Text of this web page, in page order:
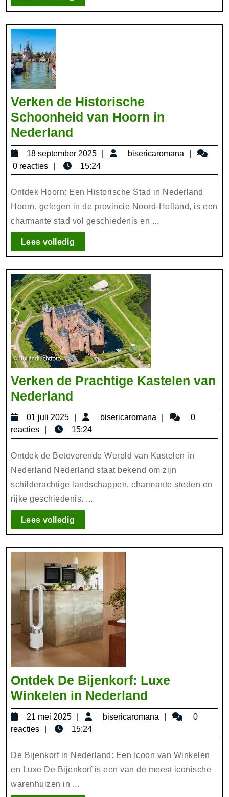
volledig
Verken de Historische
Schoonheid van Hoorn in
Nederland
de
Historische
Schoonheid
van
Hoorn
in
Nederland
18 september 2025
18
2025
bisericaromana
0 reacties
15:24
Ontdek Hoorn: Een Historische Stad in Nederland
Hoorn, gelegen in de provincie Noord-Holland, is een
charmante stad vol geschiedenis en ...
Lees volledigLees
volledig
Verken de Prachtige Kastelen van
Nederland
de
Prachtige
Kastelen
van
Nederland
01 juli 2025
01
juli
2025
bisericaromana bisericaromana
0
reacties
15:24
Ontdek de Betoverende Wereld van Kastelen in
Nederland Nederland staat bekend om zijn
schilderachtige landschappen, charmante steden en
rijke geschiedenis. ...
Lees volledigLees
volledig
Ontdek De Bijenkorf: Luxe
Winkelen in Nederland
De
Bijenkorf:
Luxe
Winkelen
in
21 mei 2025
21
mei
2025
bisericaromana bisericaromana
0
reacties
15:24
De Bijenkorf in Nederland: Een Icoon van Winkelen
en Luxe De Bijenkorf is een van de meest iconische
warenhuizen in ...